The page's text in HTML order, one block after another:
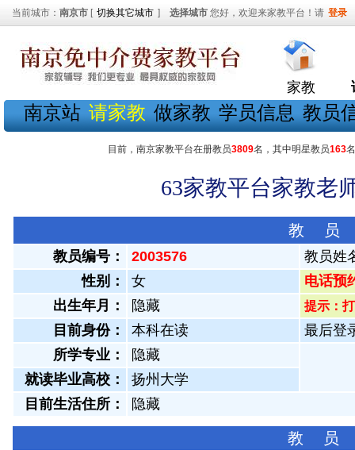
当前城市： 南京市 [ 切换其它城市 ] 选择城市 您好，欢迎来家教平台！请 登录
家教
南京站 请家教 做家教 学员信息 教员
目前，南京家教平台在册教员3809名，其中明星教员163
63家教平台家教老
教 员
教员编号： 2003576
教员姓
性别：
女
电话预
出生年月：
隐藏 提示：
目前身份： 本科在读
最后登
所学专业：
隐藏
就读毕业高校：
扬州大学
目前生活住所：
隐藏
教 员